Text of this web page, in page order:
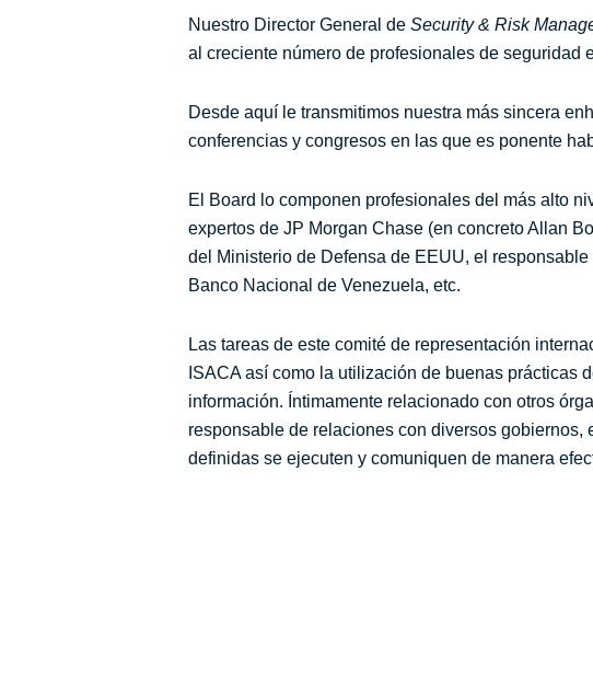
Nuestro Director General de Security & Risk
al creciente número de profesionales de seguridad
Desde aquí le transmitimos nuestra más sincera
conferencias y congresos en las que es ponente
El Board lo componen profesionales del más alto
expertos de JP Morgan Chase (en concreto Allan
del Ministerio de Defensa de EEUU, el
Banco Nacional de Venezuela, etc.
Las tareas de este comité de representación
ISACA así como la utilización de buenas prácticas
información. Íntimamente relacionado con otros
responsable de relaciones con diversos gobiernos,
definidas se ejecuten y comuniquen de manera